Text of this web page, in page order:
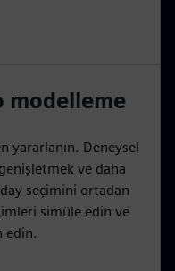
modelleme
yararlanın. Deneysel
ve daha
seçimini ortadan
simüle edin ve
edin.